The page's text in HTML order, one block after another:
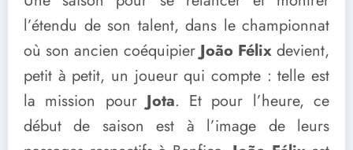
l’étendu de son talent, dans le championnat
où son ancien coéquipierJoão Félix devient,
petit à petit, un joueur qui compte : telle est
la mission pourJota. Et pour l’heure, ce
début de saison est à l’image de leurs